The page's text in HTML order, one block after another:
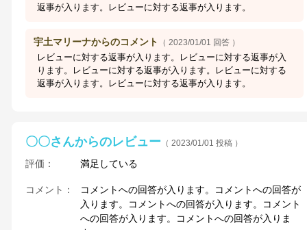
返事が入ります。レビューに対する返事が入ります。
宇土マリーナからのコメント （ 2023/01/01 回答 ）
レビューに対する返事が入ります。レビューに対する返事が入
ります。レビューに対する返事が入ります。レビューに対する
返事が入ります。レビューに対する返事が入ります。
〇〇さんからのレビュー （ 2023/01/01 投稿 ）
評価： 満足している
コメント：
コメントへの回答が入ります。コメントへの回答が
入ります。コメントへの回答が入ります。コメント
への回答が入ります。コメントへの回答が入りま